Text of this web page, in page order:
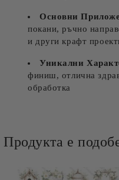
Основни
покани, ръчно
и други крафт
Уникални
финиш, отлична
обработка